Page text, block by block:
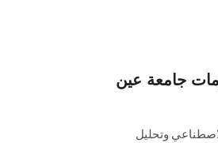
جامعة عين
وتحليل